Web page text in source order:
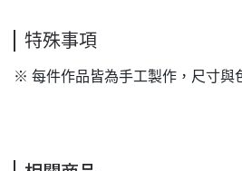
特殊事項
※ 每件作品皆為手工製作，尺寸與